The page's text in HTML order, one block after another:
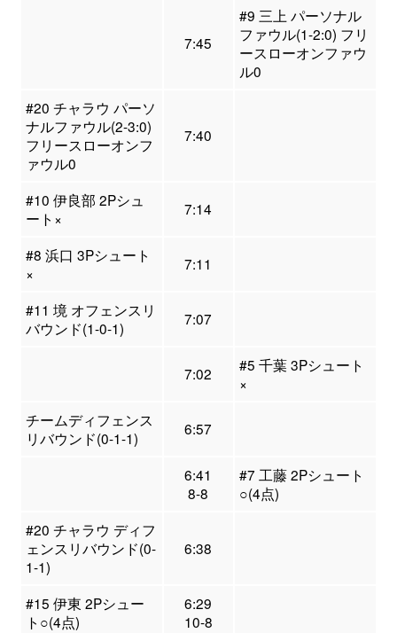
7:45
#9 三上 パーソナル
ファウル(1-2:0) フリ
ースローオンファウ
ル0
#20 チャラウ パーソ
ナルファウル(2-3:0)
フリースローオンフ
ァウル0
7:40
#10 伊良部 2Pシュ
ート×
7:14
#8 浜口 3Pシュート
×
7:11
#11 境 オフェンスリ
バウンド(1-0-1)
7:07
7:02
#5 千葉 3Pシュート
×
チームディフェンス
リバウンド(0-1-1)
6:57
6:41
8-8
#7 工藤 2Pシュート
○(4点)
#20 チャラウ ディフ
ェンスリバウンド(0-
1-1)
6:38
#15 伊東 2Pシュー
ト○(4点)
6:29
10-8